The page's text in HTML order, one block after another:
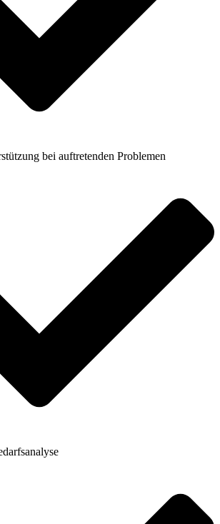
bei auftretenden Problemen